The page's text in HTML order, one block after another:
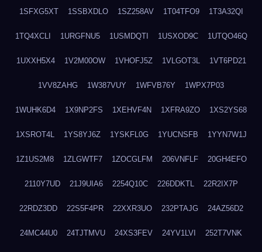
1SFXG5XT 1SSBXDLO 1SZ258AV 1T04TFO9 1T3A32QI
1TQ4XCLI 1URGFNU5 1USMDQTI 1USXOD9C 1UTQO46Q
1UXXH5X4 1V2M00OW 1VHOFJ5Z 1VLGOT3L 1VT6PD21
1VV8ZAHG 1W387VUY 1WFVB76Y 1WPX7P03
1WUHK6D4 1X9NP2FS 1XEHVF4N 1XFRA9ZO 1XS2YS68
1XSROT4L 1YS8YJ6Z 1YSKFL0G 1YUCNSFB 1YYN7W1J
1Z1US2M8 1ZLGWTF7 1ZOCGLFM 206VNFLF 20GH4EFO
2110Y7UD 21J9UIA6 2254Q10C 226DDKTL 22R2IX7P
22RDZ3DD 22S5F4PR 22XXR3UO 232PTAJG 24AZ56D2
24MC44U0 24TJTMVU 24XS3FEV 24YV1LVI 252T7VNK